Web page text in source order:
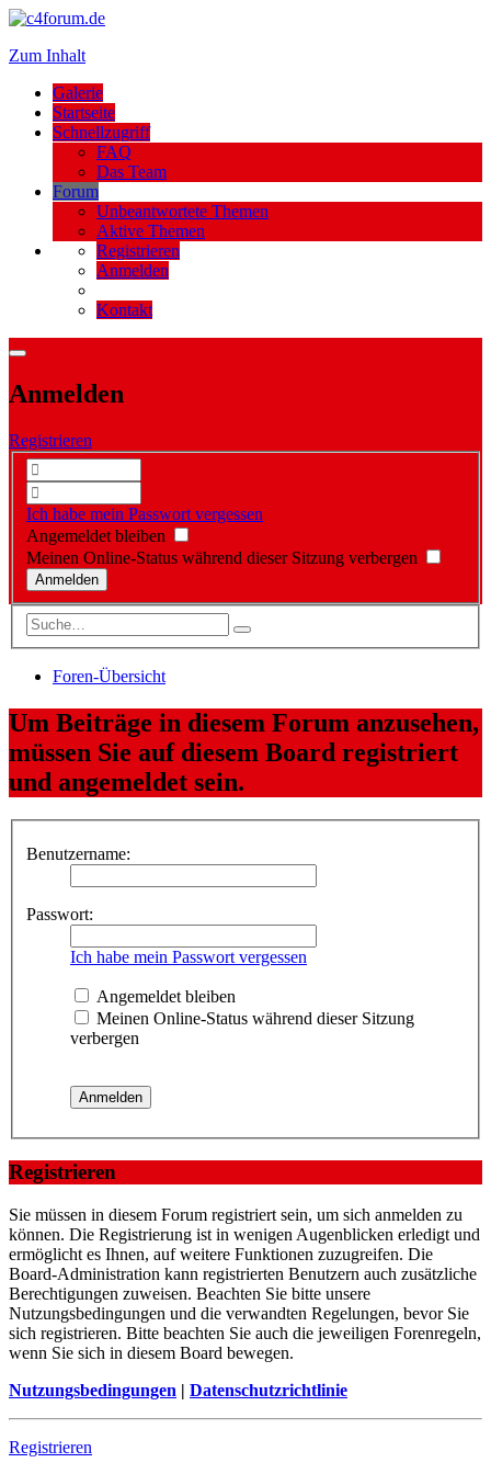
Zum Inhalt
Galerie
Startseite
Schnellzugriff
FAQ
Das Team
Forum
Unbeantwortete Themen
Aktive Themen
Registrieren
Anmelden
Kontakt
Anmelden
Registrieren
Ich habe mein Passwort vergessen
Angemeldet bleiben
Meinen Online-Status während dieser Sitzung verbergen
Foren-Übersicht
Um Beiträge in diesem Forum anzusehen,
müssen Sie auf diesem Board registriert
und angemeldet sein.
Benutzername:
Passwort:
Ich habe mein Passwort vergessen
Angemeldet bleiben
Meinen Online-Status während dieser Sitzung
verbergen
Registrieren
Sie müssen in diesem Forum registriert sein, um sich anmelden zu
können. Die Registrierung ist in wenigen Augenblicken erledigt und
ermöglicht es Ihnen, auf weitere Funktionen zuzugreifen. Die
Board-Administration kann registrierten Benutzern auch zusätzliche
Berechtigungen zuweisen. Beachten Sie bitte unsere
Nutzungsbedingungen und die verwandten Regelungen, bevor Sie
sich registrieren. Bitte beachten Sie auch die jeweiligen Forenregeln,
wenn Sie sich in diesem Board bewegen.
Nutzungsbedingungen | Datenschutzrichtlinie
Registrieren